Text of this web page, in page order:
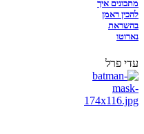
מתכונים איך
להכין ראמן
בהשראת
נארוטו
עדי פרל